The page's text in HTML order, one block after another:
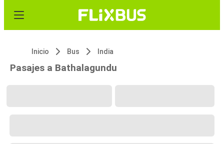
Inicio Bus India
Pasajes a Bathalagundu